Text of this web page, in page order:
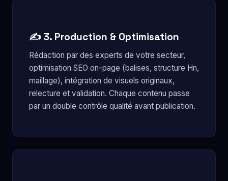
✍️ 3. Production & Optimisation
Rédaction par des experts de votre secteur,
optimisation SEO on-page (balises, structure Hn,
maillage), intégration de visuels originaux,
relecture et validation. Chaque contenu passe
par un double contrôle qualité avant publication.